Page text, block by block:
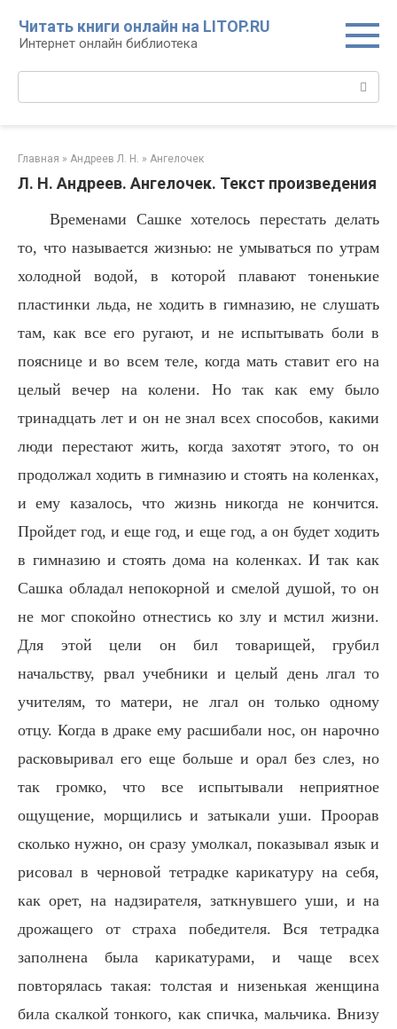
контенту
Читать книги онлайн на LITOP.RU
Интернет онлайн библиотека
Главная » Андреев Л. Н. » Ангелочек
Л. Н. Андреев. Ангелочек. Текст произведения
Временами Сашке хотелось перестать делать
то, что называется жизнью: не умываться по утрам
холодной водой, в которой плавают тоненькие
пластинки льда, не ходить в гимназию, не слушать
там, как все его ругают, и не испытывать боли в
пояснице и во всем теле, когда мать ставит его на
целый вечер на колени. Но так как ему было
тринадцать лет и он не знал всех способов, какими
люди перестают жить, когда захотят этого, то он
продолжал ходить в гимназию и стоять на коленках,
и ему казалось, что жизнь никогда не кончится.
Пройдет год, и еще год, и еще год, а он будет ходить
в гимназию и стоять дома на коленках. И так как
Сашка обладал непокорной и смелой душой, то он
не мог спокойно отнестись ко злу и мстил жизни.
Для этой цели он бил товарищей, грубил
начальству, рвал учебники и целый день лгал то
учителям, то матери, не лгал он только одному
отцу. Когда в драке ему расшибали нос, он нарочно
расковыривал его еще больше и орал без слез, но
так громко, что все испытывали неприятное
ощущение, морщились и затыкали уши. Проорав
сколько нужно, он сразу умолкал, показывал язык и
рисовал в черновой тетрадке карикатуру на себя,
как орет, на надзирателя, заткнувшего уши, и на
дрожащего от страха победителя. Вся тетрадка
заполнена была карикатурами, и чаще всех
повторялась такая: толстая и низенькая женщина
била скалкой тонкого, как спичка, мальчика. Внизу